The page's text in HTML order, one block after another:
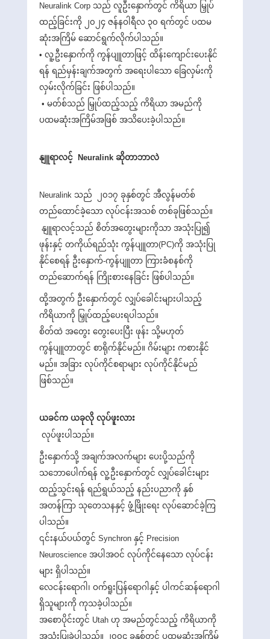
Neuralink Corp သည် လူဦးနှောက်တွင် ကိရိယာ မြှုပ်
ထည့်ခြင်းကို ၂၀၂၄ ဇန်နဝါရီလ ၃၀ ရက်တွင် ပထမ
ဆုံးအကြိမ် ဆောင်ရွက်လိုက်ပါသည်။
• လူ့ဦးနှောက်ကို ကွန်ပျူတာဖြင့် ထိန်းကျောင်းပေးနိုင်
ရန် ရည်မှန်းချက်အတွက် အရေးပါသော ခြေလှမ်းကို
လှမ်းလိုက်ခြင်း ဖြစ်ပါသည်။
• မတ်စ်သည် မြှုပ်ထည့်သည့် ကိရိယာ အမည်ကို
ပထမဆုံးအကြိမ်အဖြစ် အသိပေးခဲ့ပါသည်။
နျူရာလင့် Neuralink ဆိုတာဘာလဲ
Neuralink သည် ၂၀၁၇ ခုနှစ်တွင် အီလွန်မတ်စ်
တည်ထောင်ခဲ့သော လုပ်ငန်းအသစ် တစ်ခုဖြစ်သည်။
နျူရာလင့်သည် စိတ်အတွေးများကိုသာ အသုံးပြု၍
ဖုန်းနှင့် တကိုယ်ရည်သုံး ကွန်ပျူတာ(PC)ကို အသုံးပြု
နိုင်စေရန် ဦးနှောက်-ကွန်ပျူတာ ကြားခံစနစ်ကို
တည်ဆောက်ရန် ကြိုးစားနေခြင်း ဖြစ်ပါသည်။
ထို့အတွက် ဦးနှောက်တွင် လျှပ်ခေါင်းများပါသည့်
ကိရိယာကို မြှုပ်ထည့်ပေးရပါသည်။
စိတ်ထဲ အတွေး တွေးပေးပြီး ဖုန်း သို့မဟုတ်
ကွန်ပျူတာတွင် စာရိုက်နိုင်မည်။ ဂိမ်းများ ကစားနိုင်
မည်။ အခြား လုပ်ကိုင်စရာများ လုပ်ကိုင်‌နိုင်မည်
ဖြစ်သည်။
ယခင်က ယခုလို လုပ်ဖူးလား
လုပ်ဖူးပါသည်။
ဦးနှောက်သို့ အချက်အလက်များ ပေးပို့သည်ကို
သဘောပေါက်ရန် လူ့ဦးနှောက်တွင် လျှပ်ခေါင်းများ
ထည့်သွင်းရန် ရည်ရွယ်သည့် နည်းပညာကို နှစ်
အတန်ကြာ သုတေသနနှင့် ဖွံ့ဖြိုးရေး လုပ်ဆောင်ခဲ့ကြ
ပါသည်။
၎င်းနယ်ပယ်တွင် Synchron နှင့် Precision
Neuroscience အပါအဝင် လုပ်ကိုင်နေသော လုပ်ငန်း
များ ရှိပါသည်။
လေငန်းရောဂါ၊ ဝက်ရူးပြန်ရောဂါနှင့် ပါကင်ဆန်ရောဂါ
ရှိသူများကို ကုသခဲ့ပါသည်။
အစောပိုင်းတွင် Utah ဟု အမည်တွင်သည့် ကိရိယာကို
အသုံးပြုခဲ့ပါသည်။ ၂၀၀၄ ခုနှစ်တွင် ပထမဆုံးအကြိမ်